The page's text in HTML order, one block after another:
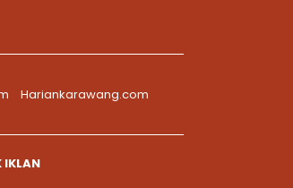
Hariankarawang.com
IKLAN